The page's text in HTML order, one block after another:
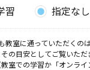
習
指定なし
室に通っていただくのは
の目安としてご覧いただ
室での学習か「オンライ